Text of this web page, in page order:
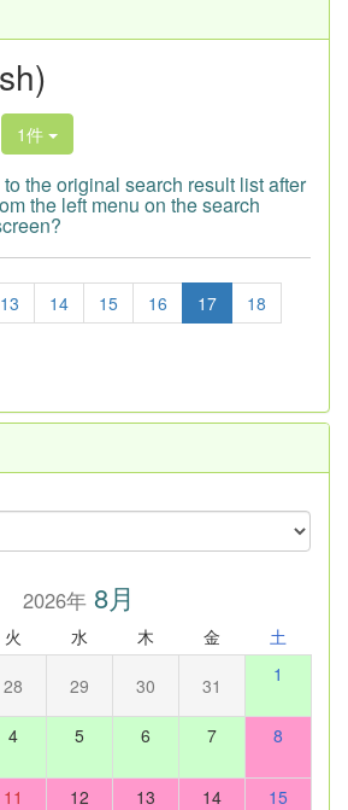
the Library Book Collection
1件
the original search result list after
the left menu on the search
13 14 15 16 17
18
2026年8月
火 水 木 金 土
28 29 30 31 1
4 5 6 7 8
11 12 13 14 15